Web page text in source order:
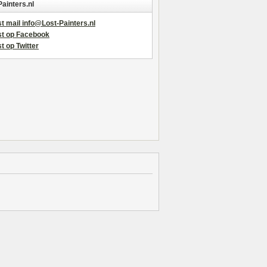
mail info@Lost-Painters.nl
op Facebook
op Twitter